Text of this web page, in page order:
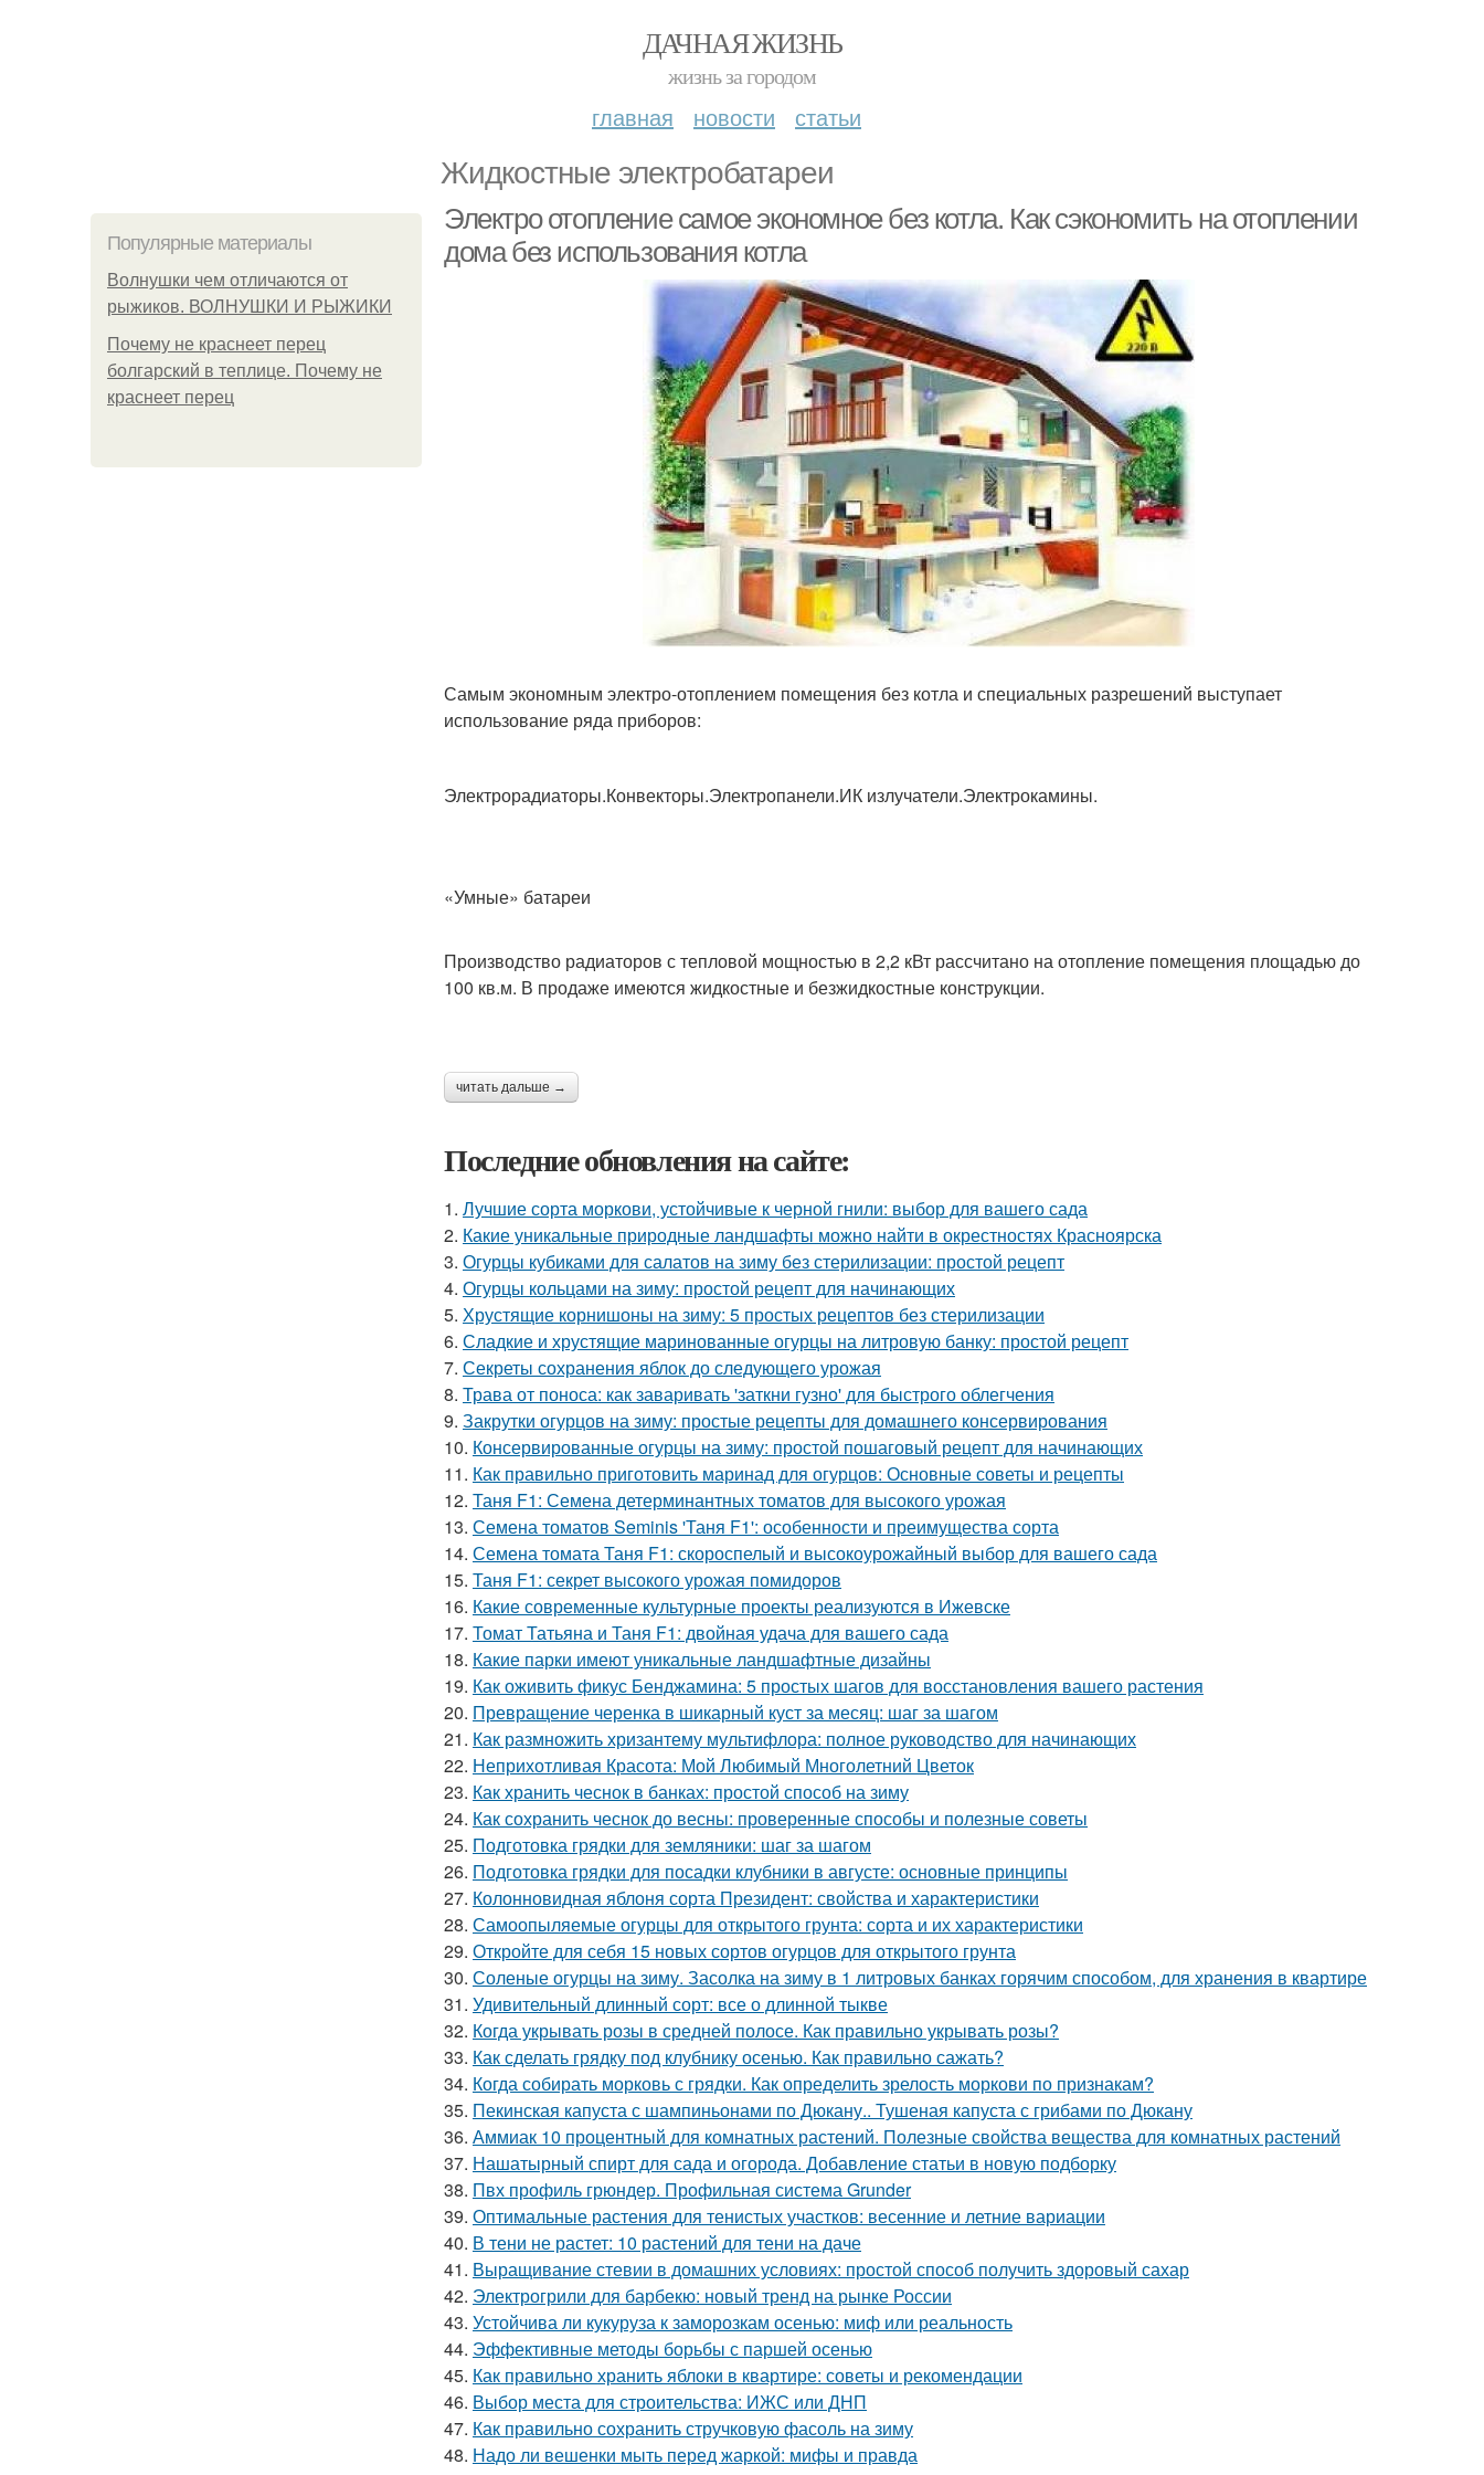
ДАЧНАЯ ЖИЗНЬ
жизнь за городом
главная новости статьи
Жидкостные электробатареи
Популярные материалы
Волнушки чем отличаются от
рыжиков. ВОЛНУШКИ И РЫЖИКИ
Почему не краснеет перец
болгарский в теплице. Почему не
краснеет перец
Электро отопление самое экономное без котла. Как сэкономить на отоплении
дома без использования котла
Самым экономным электро-отоплением помещения без котла и специальных разрешений выступает
использование ряда приборов:
Электрорадиаторы.Конвекторы.Электропанели.ИК излучатели.Электрокамины.
«Умные» батареи
Производство радиаторов с тепловой мощностью в 2,2 кВт рассчитано на отопление помещения площадью до
100 кв.м. В продаже имеются жидкостные и безжидкостные конструкции.
читать дальше →
Последние обновления на сайте:
1. Лучшие сорта моркови, устойчивые к черной гнили: выбор для вашего сада
2. Какие уникальные природные ландшафты можно найти в окрестностях Красноярска
3. Огурцы кубиками для салатов на зиму без стерилизации: простой рецепт
4. Огурцы кольцами на зиму: простой рецепт для начинающих
5. Хрустящие корнишоны на зиму: 5 простых рецептов без стерилизации
6. Сладкие и хрустящие маринованные огурцы на литровую банку: простой рецепт
7. Секреты сохранения яблок до следующего урожая
8. Трава от поноса: как заваривать 'заткни гузно' для быстрого облегчения
9. Закрутки огурцов на зиму: простые рецепты для домашнего консервирования
10. Консервированные огурцы на зиму: простой пошаговый рецепт для начинающих
11. Как правильно приготовить маринад для огурцов: Основные советы и рецепты
12. Таня F1: Семена детерминантных томатов для высокого урожая
13. Семена томатов Seminis 'Таня F1': особенности и преимущества сорта
14. Семена томата Таня F1: скороспелый и высокоурожайный выбор для вашего сада
15. Таня F1: секрет высокого урожая помидоров
16. Какие современные культурные проекты реализуются в Ижевске
17. Томат Татьяна и Таня F1: двойная удача для вашего сада
18. Какие парки имеют уникальные ландшафтные дизайны
19. Как оживить фикус Бенджамина: 5 простых шагов для восстановления вашего растения
20. Превращение черенка в шикарный куст за месяц: шаг за шагом
21. Как размножить хризантему мультифлора: полное руководство для начинающих
22. Неприхотливая Красота: Мой Любимый Многолетний Цветок
23. Как хранить чеснок в банках: простой способ на зиму
24. Как сохранить чеснок до весны: проверенные способы и полезные советы
25. Подготовка грядки для земляники: шаг за шагом
26. Подготовка грядки для посадки клубники в августе: основные принципы
27. Колонновидная яблоня сорта Президент: свойства и характеристики
28. Самоопыляемые огурцы для открытого грунта: сорта и их характеристики
29. Откройте для себя 15 новых сортов огурцов для открытого грунта
30. Соленые огурцы на зиму. Засолка на зиму в 1 литровых банках горячим способом, для хранения в квартире
31. Удивительный длинный сорт: все о длинной тыкве
32. Когда укрывать розы в средней полосе. Как правильно укрывать розы?
33. Как сделать грядку под клубнику осенью. Как правильно сажать?
34. Когда собирать морковь с грядки. Как определить зрелость моркови по признакам?
35. Пекинская капуста с шампиньонами по Дюкану.. Тушеная капуста с грибами по Дюкану
36. Аммиак 10 процентный для комнатных растений. Полезные свойства вещества для комнатных растений
37. Нашатырный спирт для сада и огорода. Добавление статьи в новую подборку
38. Пвх профиль грюндер. Профильная система Grunder
39. Оптимальные растения для тенистых участков: весенние и летние вариации
40. В тени не растет: 10 растений для тени на даче
41. Выращивание стевии в домашних условиях: простой способ получить здоровый сахар
42. Электрогрили для барбекю: новый тренд на рынке России
43. Устойчива ли кукуруза к заморозкам осенью: миф или реальность
44. Эффективные методы борьбы с паршей осенью
45. Как правильно хранить яблоки в квартире: советы и рекомендации
46. Выбор места для строительства: ИЖС или ДНП
47. Как правильно сохранить стручковую фасоль на зиму
48. Надо ли вешенки мыть перед жаркой: мифы и правда